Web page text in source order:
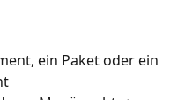
ein Paket oder ein